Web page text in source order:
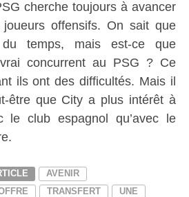
cherche toujours à avancer
offensifs. On sait que
temps, mais est-ce que
concurrent au PSG ? Ce
ils ont des difficultés. Mais il
être que City a plus intérêt à
le club espagnol qu’avec le
AVENIR
TRANSFERT UNE